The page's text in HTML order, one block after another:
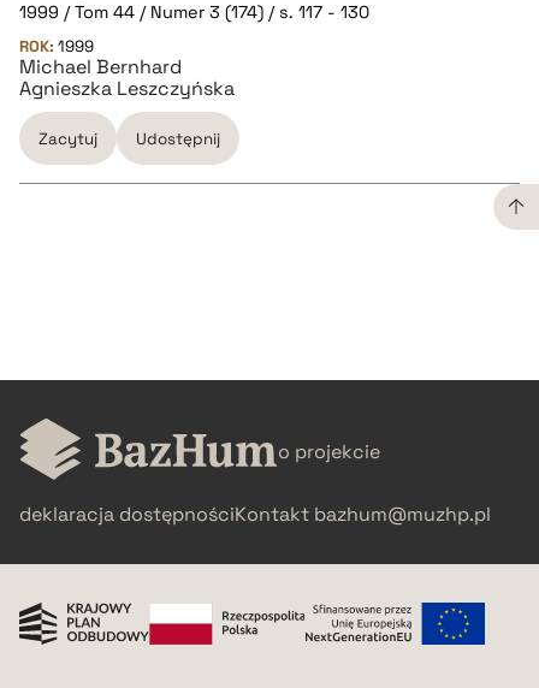
1999 / Tom 44 / Numer 3 (174) / s. 117 - 130
ROK: 1999
Michael Bernhard
Agnieszka Leszczyńska
Zacytuj Udostępnij
pobierz cytat
o projekcie
deklaracja dostępnościKontakt bazhum@muzhp.pl